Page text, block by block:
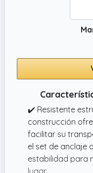
✔️ Resistente
construcción
facilitar su
el set de anclaje
estabilidad para
lugar